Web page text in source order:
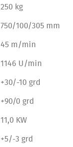
250 kg
750/100/305 mm
45 m/min
1146 U/min
+30/-10 grd
+90/0 grd
11,0 KW
+5/-3 grd